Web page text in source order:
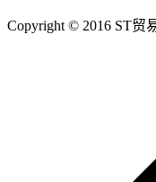
Copyright © 2016 ST贸